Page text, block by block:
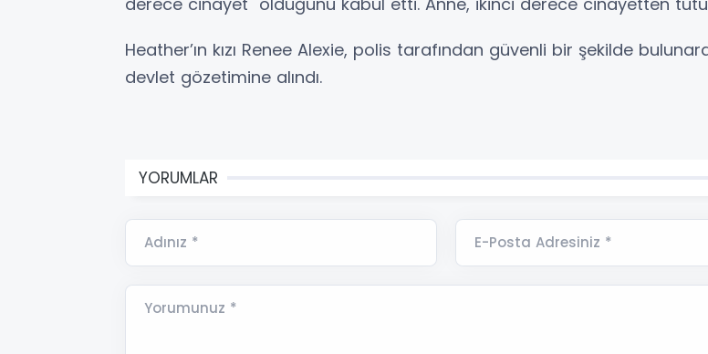
Heather’ın kızı Renee Alexie, polis tarafından güvenli bir şekilde
devlet gözetimine alındı.
YORUMLAR
Adınız * E-Posta Adresiniz *
Yorumunuz *